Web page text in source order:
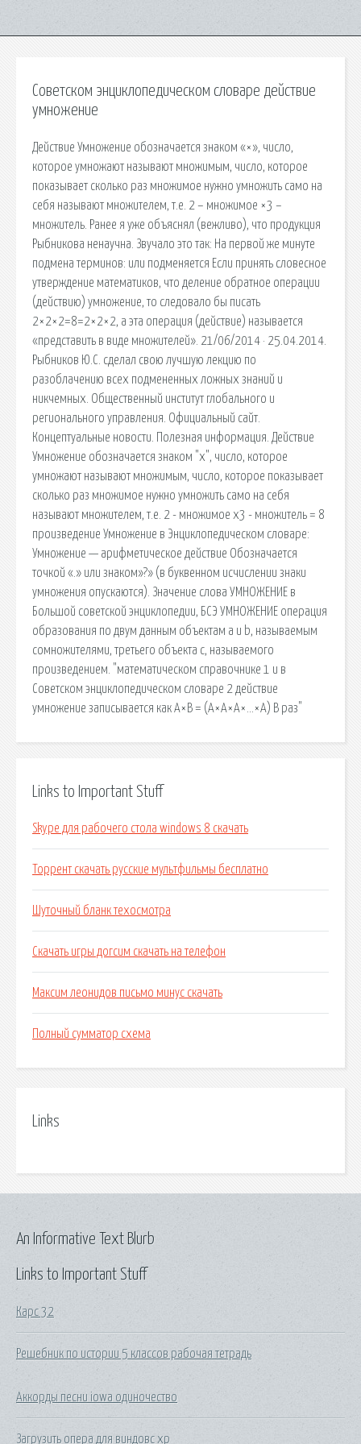
Советском энциклопедическом словаре действие
умножение
Действие Умножение обозначается знаком «×», число,
которое умножают называют множимым, число, которое
показывает сколько раз множимое нужно умножить само на
себя называют множителем, т.е. 2 – множимое ×3 –
множитель. Ранее я уже объяснял (вежливо), что продукция
Рыбникова ненаучна. Звучало это так: На первой же минуте
подмена терминов: или подменяется Если принять словесное
утверждение математиков, что деление обратное операции
(действию) умножение, то следовало бы писать
2×2×2=8=2×2×2, а эта операция (действие) называется
«представить в виде множителей». 21/06/2014 · 25.04.2014.
Рыбников Ю.С. сделал свою лучшую лекцию по
разоблачению всех подмененных ложных знаний и
никчемных. Общественный институт глобального и
регионального управления. Официальный сайт.
Концептуальные новости. Полезная информация. Действие
Умножение обозначается знаком "х", число, которое
умножают называют множимым, число, которое показывает
сколько раз множимое нужно умножить само на себя
называют множителем, т.е. 2 - множимое х3 - множитель = 8
произведение Умножение в Энциклопедическом словаре:
Умножение — арифметическое действие Обозначается
точкой «.» или знаком»?» (в буквенном исчислении знаки
умножения опускаются). Значение слова УМНОЖЕНИЕ в
Большой советской энциклопедии, БСЭ УМНОЖЕНИЕ операция
образования по двум данным объектам а и b, называемым
сомножителями, третьего объекта с, называемого
произведением. "математическом справочнике 1 и в
Советском энциклопедическом словаре 2 действие
умножение записывается как А×В = (А×А×А×…×А) В раз"
Links to Important Stuff
Skype для рабочего стола windows 8 скачать
Торрент скачать русские мультфильмы бесплатно
Шуточный бланк техосмотра
Скачать игры догсим скачать на телефон
Максим леонидов письмо минус скачать
Полный сумматор схема
Links
Links to Important Stuff
Карс 32
Решебник по истории 5 классов рабочая тетрадь
Аккорды песни iowa одиночество
Загрузить опера для виндовс xp
An Informative Text Blurb